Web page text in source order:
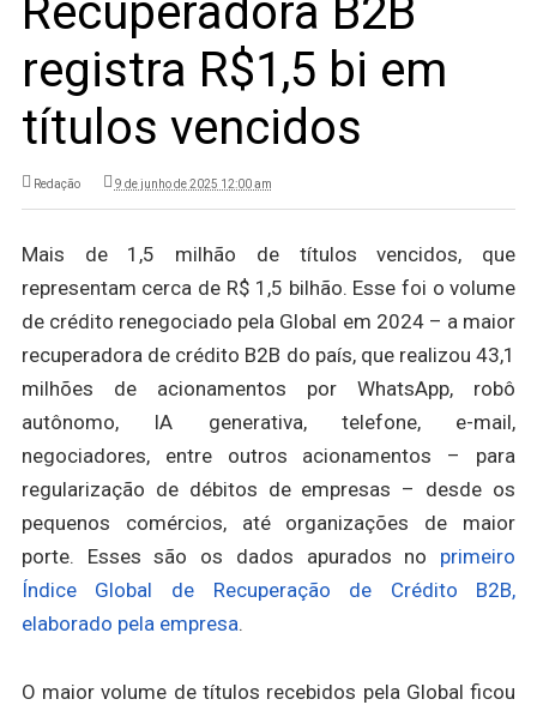
Recuperadora B2B
registra R$1,5 bi em
títulos vencidos
Redação 9 de junho de 2025 12:00 am
Mais de 1,5 milhão de títulos vencidos, que
representam cerca de R$ 1,5 bilhão. Esse foi o volume
de crédito renegociado pela Global em 2024 – a maior
recuperadora de crédito B2B do país, que realizou 43,1
milhões de acionamentos por WhatsApp, robô
autônomo, IA generativa, telefone, e-mail,
negociadores, entre outros acionamentos – para
regularização de débitos de empresas – desde os
pequenos comércios, até organizações de maior
porte. Esses são os dados apurados no primeiro
Índice Global de Recuperação de Crédito B2B,
elaborado pela empresa.
O maior volume de títulos recebidos pela Global ficou